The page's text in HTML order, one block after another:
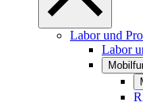
Labor und
Labor